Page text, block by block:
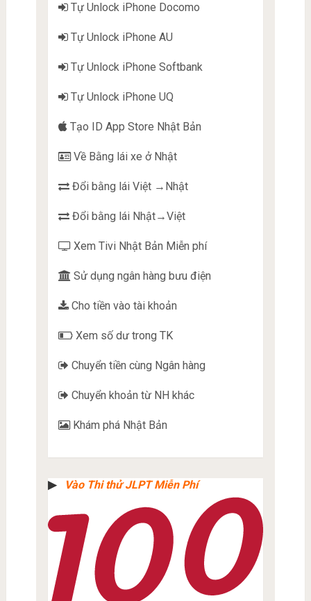
Tự Unlock iPhone Docomo
Tự Unlock iPhone AU
Tự Unlock iPhone Softbank
Tự Unlock iPhone UQ
Tạo ID App Store Nhật Bản
Về Bằng lái xe ở Nhật
Đổi bằng lái Việt →Nhật
Đổi bằng lái Nhật→Việt
Xem Tivi Nhật Bản Miễn phí
Sử dụng ngân hàng bưu điện
Cho tiền vào tài khoản
Xem số dư trong TK
Chuyển tiền cùng Ngân hàng
Chuyển khoản từ NH khác
Khám phá Nhật Bản
▶︎ Vào Thi thử JLPT Miễn Phí